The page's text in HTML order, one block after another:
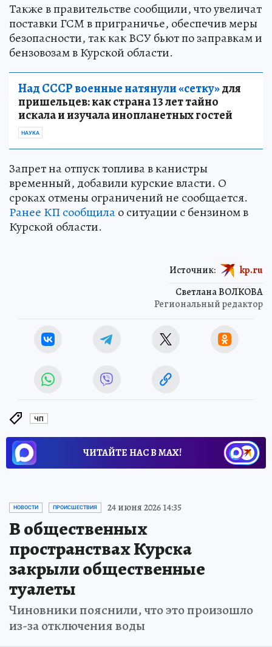
Также в правительстве сообщили, что увеличат
поставки ГСМ в приграничье, обеспечив меры
безопасности, так как ВСУ бьют по заправкам и
бензовозам в Курской области.
Над СССР военные натянули «сетку»для
пришельцев: как страна 13 лет тайно
искала и изучала инопланетных гостей
НАУКА
Запрет на отпуск топлива в канистры
временный, добавили курские власти. О
сроках отмены ограничений не сообщается.
Ранее КП сообщилао ситуации с бензином в
Курской области.
Светлана ВОЛКОВА
Региональный редактор
Источник: kp.ru
ЧП
ЧИТАЙТЕ НАС В МАХ!
НОВОСТИ ПРОИСШЕСТВИЯ 24 июня 2026 14:35
В общественных
пространствах Курска
закрыли общественные
туалеты
Чиновники пояснили, что это произошло
из-за отключения воды